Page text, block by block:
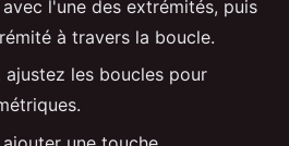
l'une des extrémités, puis
à travers la boucle.
les boucles pour